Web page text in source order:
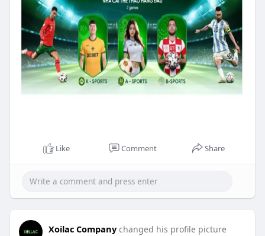
Like Comment Share
Xoilac Company changed his profile picture